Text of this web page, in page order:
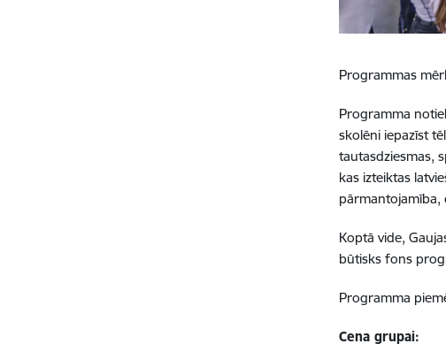
Programmas
Programma
skolēni iepazīst
tautasdziesmas,
kas izteiktas
pārmantojamība,
Koptā vide,
būtisks fons
Programma
Cena grupai: